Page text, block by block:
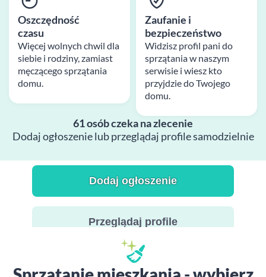
Oszczędność
czasu
Więcej wolnych chwil dla
siebie i rodziny, zamiast
męczącego sprzątania
domu.
Zaufanie i
bezpieczeństwo
Widzisz profil pani do
sprzątania w naszym
serwisie i wiesz kto
przyjdzie do Twojego
domu.
61 osób czeka na zlecenie
Dodaj ogłoszenie lub przeglądaj profile samodzielnie
Dodaj ogłoszenie
Przeglądaj profile